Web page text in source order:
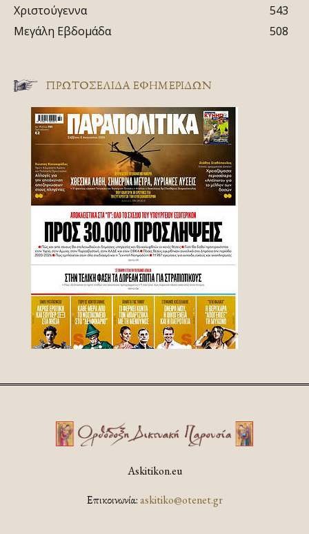
Χριστούγεννα
543
Μεγάλη Εβδομάδα
508
ΠΡΩΤΟΣΈΛΙΔΑ ΕΦΗΜΕΡΊΔΩΝ
Askitikon.eu
Επικοινωνία:askitiko@otenet.gr